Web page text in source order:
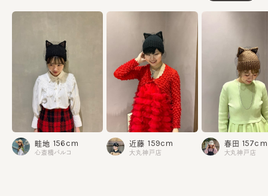
畦地 156cm
心斎橋パルコ
近藤 159cm
大丸神戸店
春田 157cm
大丸神戸店